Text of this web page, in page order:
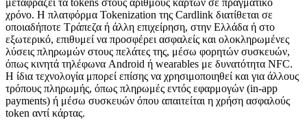
χρόνο. Η πλατφόρμα Tokenization της Cardlink διατίθεται σε
οποιαδήποτε Τράπεζα ή άλλη επιχείρηση, στην Ελλάδα ή στο
εξωτερικό, επιθυμεί να προσφέρει ασφαλείς και ολοκληρωμένες
λύσεις πληρωμών στους πελάτες της, μέσω φορητών συσκευών,
όπως κινητά τηλέφωνα Android ή wearables με δυνατότητα NFC.
Η ίδια τεχνολογία μπορεί επίσης να χρησιμοποιηθεί και για άλλους
τρόπους πληρωμής, όπως πληρωμές εντός εφαρμογών (in-app
payments) ή μέσω συσκευών όπου απαιτείται η χρήση ασφαλούς
token αντί κάρτας.